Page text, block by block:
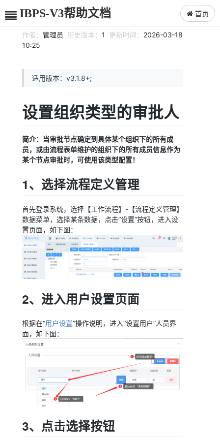
IBPS-V3帮助文档 首页
作者： 管理员 历史版本： 1 更新时间： 2026-03-18
10:25
适用版本：v3.1.8+;
设置组织类型的审批人
简介：当审批节点确定到具体某个组织下的所有成
员，或由流程表单维护的组织下的所有成员信息作为
某个节点审批时，可使用该类型配置！
1、选择流程定义管理
首先登录系统，选择【工作流程】-【流程定义管理】
数据菜单，选择某条数据，点击“设置”按钮，进入设
置页面，如下图：
2、进入用户设置页面
根据在“用户设置”操作说明，进入“设置用户”人员界
面，如下图：
3、点击选择按钮